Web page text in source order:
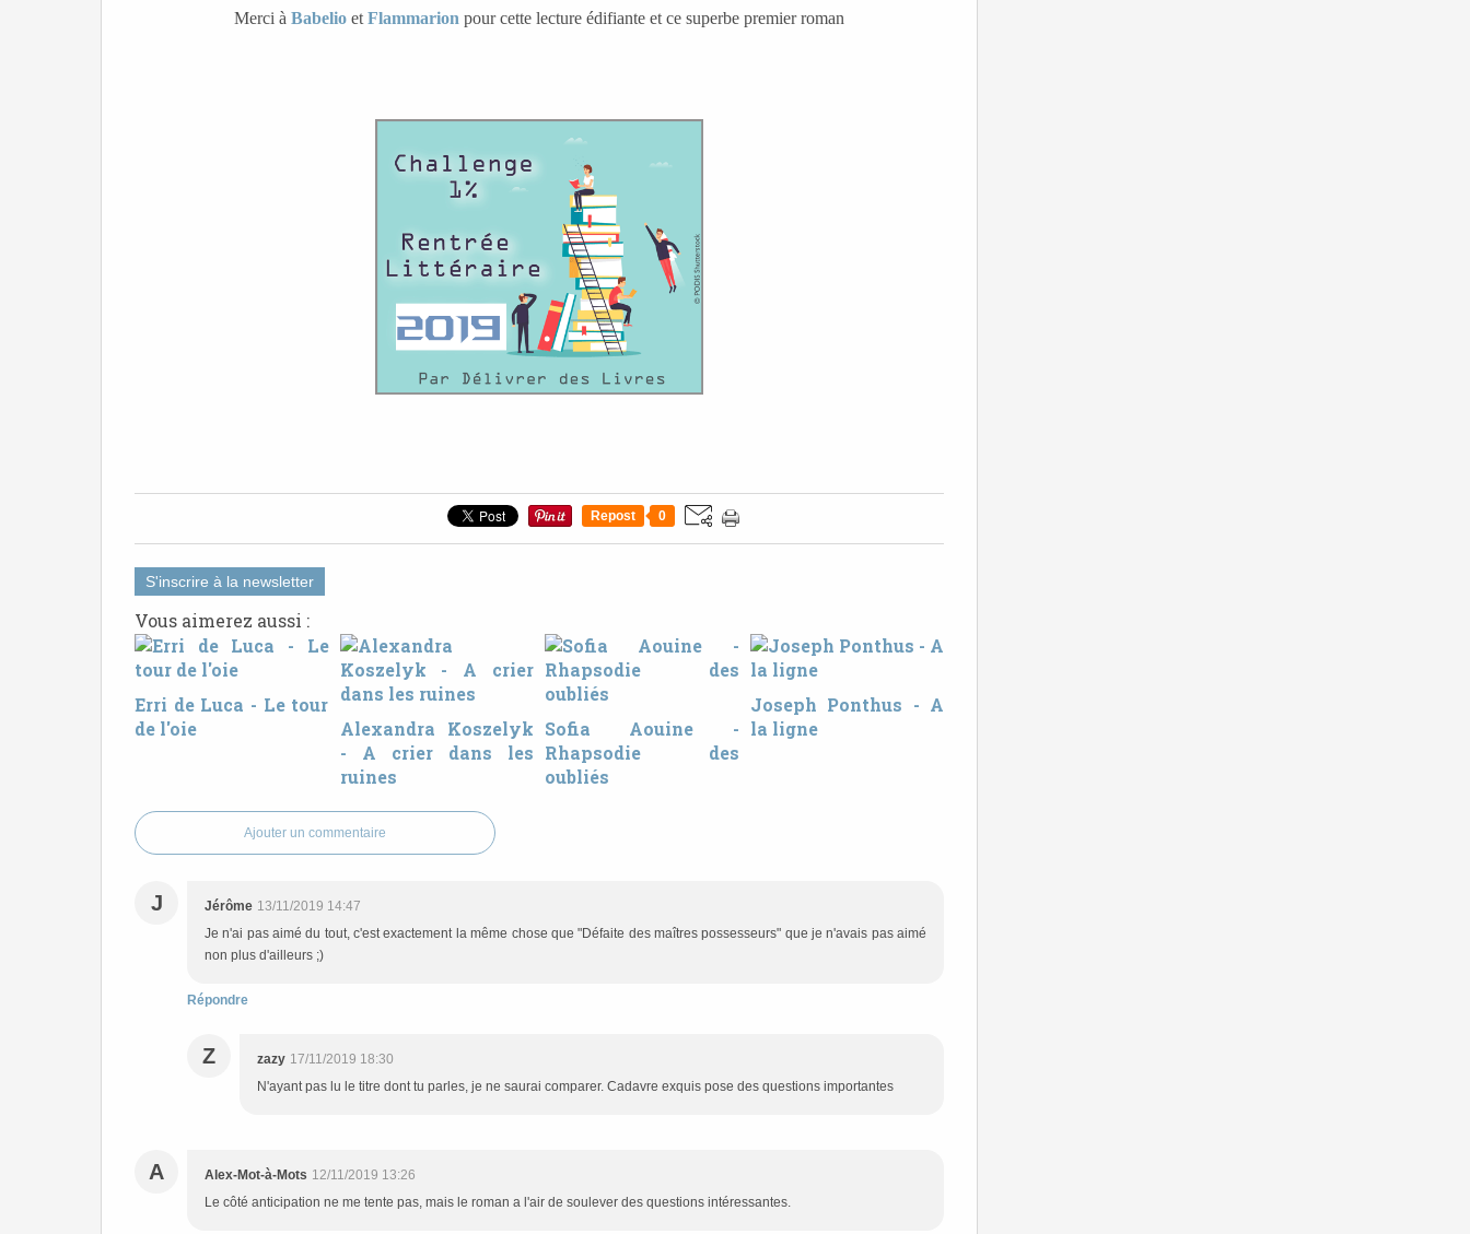
Merci à Babelio et Flammarion pour cette lecture édifiante et ce superbe premier roman
Repost 0
S'inscrire à la newsletter
Vous aimerez aussi :
Erri de Luca - Le tour
de l'oie
Alexandra Koszelyk
- A crier dans les
ruines
Sofia Aouine -
Rhapsodie des
oubliés
Joseph Ponthus - A
la ligne
Ajouter un commentaire
J Jérôme 13/11/2019 14:47
Je n'ai pas aimé du tout, c'est exactement la même chose que "Défaite des maîtres possesseurs" que je n'avais pas aimé
non plus d'ailleurs ;)
Répondre
Z zazy 17/11/2019 18:30
N'ayant pas lu le titre dont tu parles, je ne saurai comparer. Cadavre exquis pose des questions importantes
A Alex-Mot-à-Mots 12/11/2019 13:26
Le côté anticipation ne me tente pas, mais le roman a l'air de soulever des questions intéressantes.